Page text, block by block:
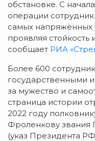
обстановке. С
операции
самых напряжённых
проявляя стойкость
сообщает РИА
Более 600
государственными
за мужество и
страница истории
2022 году
Фроленкову звания
(указ Президента